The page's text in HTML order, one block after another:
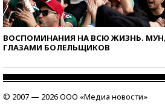
ВОСПОМИНАНИЯ НА ВСЮ ЖИЗНЬ.
ГЛАЗАМИ БОЛЕЛЬЩИКОВ
© 2007 — 2026 ООО «Медиа новости»